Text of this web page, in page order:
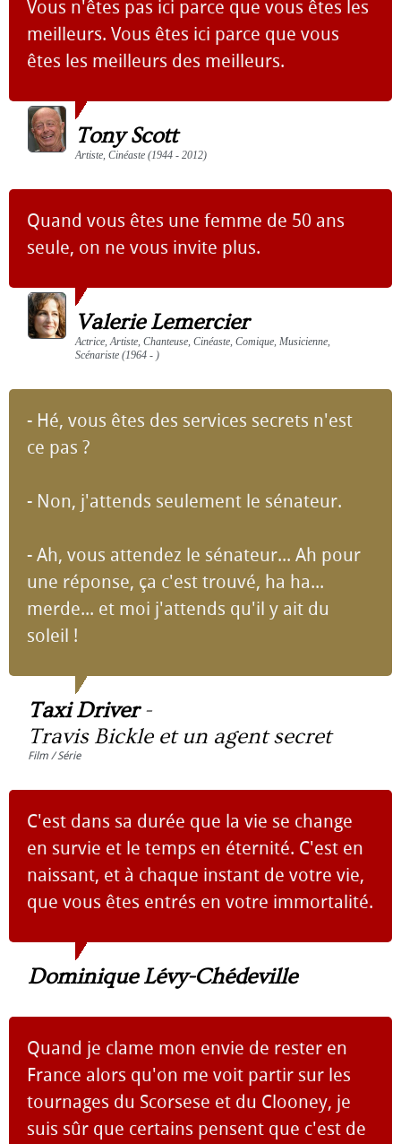
Vous n'êtes pas ici parce que vous êtes les
meilleurs. Vous êtes ici parce que vous
êtes les meilleurs des meilleurs.
Tony Scott
Artiste, Cinéaste (1944 - 2012)
Quand vous êtes une femme de 50 ans
seule, on ne vous invite plus.
Valerie Lemercier
Actrice, Artiste, Chanteuse, Cinéaste, Comique, Musicienne,
Scénariste (1964 - )
- Hé, vous êtes des services secrets n'est
ce pas ?
- Non, j'attends seulement le sénateur.
- Ah, vous attendez le sénateur... Ah pour
une réponse, ça c'est trouvé, ha ha...
merde... et moi j'attends qu'il y ait du
soleil !
Taxi Driver-
Travis Bickle et un agent secret
Film / Série
C'est dans sa durée que la vie se change
en survie et le temps en éternité. C'est en
naissant, et à chaque instant de votre vie,
que vous êtes entrés en votre immortalité.
Dominique Lévy-Chédeville
Quand je clame mon envie de rester en
France alors qu'on me voit partir sur les
tournages du Scorsese et du Clooney, je
suis sûr que certains pensent que c'est de